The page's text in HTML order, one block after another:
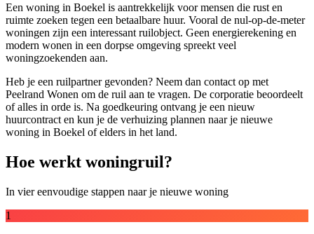
Een woning in Boekel is aantrekkelijk voor mensen die rust en
ruimte zoeken tegen een betaalbare huur. Vooral de nul-op-de-meter
woningen zijn een interessant ruilobject. Geen energierekening en
modern wonen in een dorpse omgeving spreekt veel
woningzoekenden aan.
Heb je een ruilpartner gevonden? Neem dan contact op met
Peelrand Wonen om de ruil aan te vragen. De corporatie beoordeelt
of alles in orde is. Na goedkeuring ontvang je een nieuw
huurcontract en kun je de verhuizing plannen naar je nieuwe
woning in Boekel of elders in het land.
Hoe werkt woningruil?
In vier eenvoudige stappen naar je nieuwe woning
1